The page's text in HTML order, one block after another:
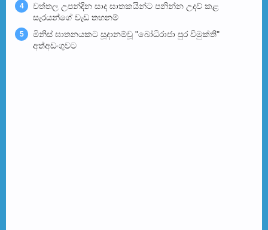
4
වත්තල උපන්දින සාද ඝාතකයින්ට පනින්න උදව් කළ
සැරයන්ගේ වැඩ තහනම්
5
මිනිස් ඝාතනයකට සූදානම්වූ "බෝධිරාජා පුර විමුක්ති"
අත්අඩංගුවට